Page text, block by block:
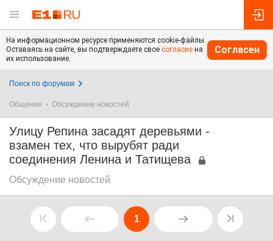
На информационном ресурсе применяются cookie-файлы.
Оставаясь на сайте, вы подтверждаете свое согласие на
их использование.
Согласен
Поиск по форумам
Общение Обсуждение новостей
Улицу Репина засадят деревьями -
взамен тех, что вырубят ради
соединения Ленина и Татищева
Обсуждение новостей
1